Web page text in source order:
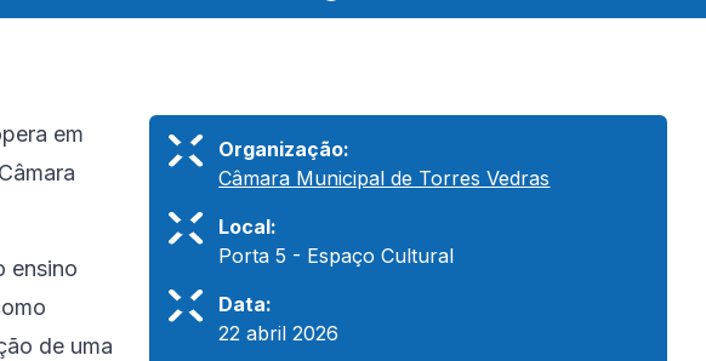
em
ensino
de uma
Organização:
Câmara Municipal de Torres Vedras
Local:
Porta 5 - Espaço Cultural
Data:
22 abril 2026